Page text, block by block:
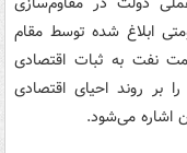
ابلاغ شده توسط مقام
نفت به ثبات اقتصادی
بر روند احیای اقتصادی
اشاره می‌شود.